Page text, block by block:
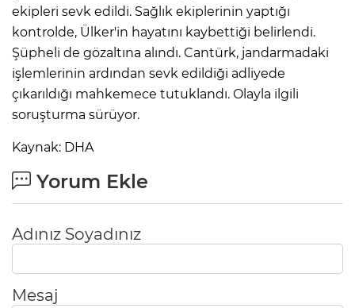
ekipleri sevk edildi. Sağlık ekiplerinin yaptığı
kontrolde, Ülker'in hayatını kaybettiği belirlendi.
Şüpheli de gözaltına alındı. Cantürk, jandarmadaki
işlemlerinin ardından sevk edildiği adliyede
çıkarıldığı mahkemece tutuklandı. Olayla ilgili
soruşturma sürüyor.
Kaynak: DHA
Yorum Ekle
Adınız Soyadınız
Mesaj